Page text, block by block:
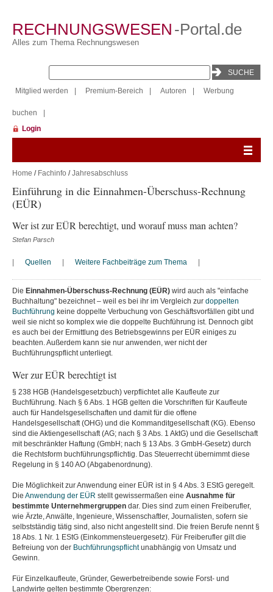
RECHNUNGSWESEN -Portal.de
Alles zum Thema Rechnungswesen
Mitglied werden Premium-Bereich Autoren Werbung
buchen
Login
Home / Fachinfo /Jahresabschluss
Einführung in die Einnahmen-Überschuss-Rechnung
(EÜR)
Wer ist zur EÜR berechtigt, und worauf muss man achten?
Stefan Parsch
Quellen Weitere Fachbeiträge zum Thema
Die Einnahmen-Überschuss-Rechnung (EÜR) wird auch als "einfache
Buchhaltung" bezeichnet – weil es bei ihr im Vergleich zur doppelten
Buchführung keine doppelte Verbuchung von Geschäftsvorfällen gibt und
weil sie nicht so komplex wie die doppelte Buchführung ist. Dennoch gibt
es auch bei der Ermittlung des Betriebsgewinns per EÜR einiges zu
beachten. Außerdem kann sie nur anwenden, wer nicht der
Buchführungspflicht unterliegt.
Wer zur EÜR berechtigt ist
§ 238 HGB (Handelsgesetzbuch) verpflichtet alle Kaufleute zur
Buchführung. Nach § 6 Abs. 1 HGB gelten die Vorschriften für Kaufleute
auch für Handelsgesellschaften und damit für die offene
Handelsgesellschaft (OHG) und die Kommanditgesellschaft (KG). Ebenso
sind die Aktiengesellschaft (AG; nach § 3 Abs. 1 AktG) und die Gesellschaft
mit beschränkter Haftung (GmbH; nach § 13 Abs. 3 GmbH-Gesetz) durch
die Rechtsform buchführungspflichtig. Das Steuerrecht übernimmt diese
Regelung in § 140 AO (Abgabenordnung).
Die Möglichkeit zur Anwendung einer EÜR ist in § 4 Abs. 3 EStG geregelt.
Die Anwendung der EÜR stellt gewissermaßen eine Ausnahme für
bestimmte Unternehmergruppen dar. Dies sind zum einen Freiberufler,
wie Ärzte, Anwälte, Ingenieure, Wissenschaftler, Journalisten, sofern sie
selbstständig tätig sind, also nicht angestellt sind. Die freien Berufe nennt §
18 Abs. 1 Nr. 1 EStG (Einkommensteuergesetz). Für Freiberufler gilt die
Befreiung von der Buchführungspflichtunabhängig von Umsatz und
Gewinn.
Für Einzelkaufleute, Gründer, Gewerbetreibende sowie Forst- und
Landwirte gelten bestimmte Obergrenzen: